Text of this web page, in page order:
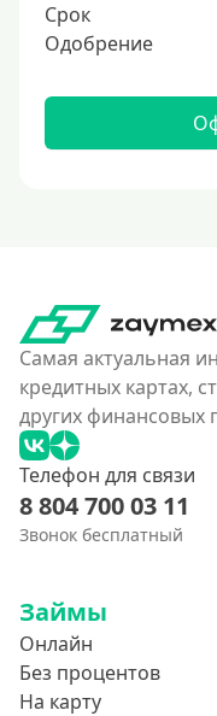
Срок
Одобрение
Самая актуальная
кредитных картах,
других финансовых
Телефон для связи
8 804 700 03 11
Звонок бесплатный
Займы
Онлайн
Без процентов
На карту